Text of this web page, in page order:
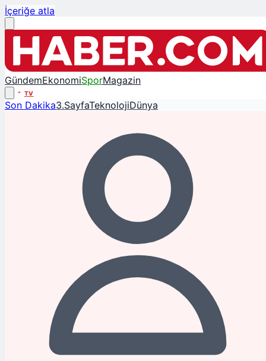
İçeriğe atla
GündemEkonomiSporMagazin
TV
Son Dakika3.SayfaTeknolojiDünya